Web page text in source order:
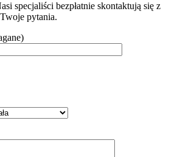
specjaliści bezpłatnie skontaktują się z
pytania.